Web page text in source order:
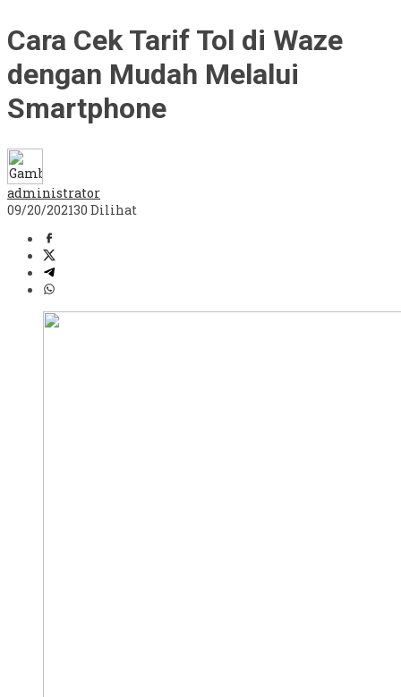
Cara Cek Tarif Tol di Waze
dengan Mudah Melalui
Smartphone
administrator
09/20/202130 Dilihat